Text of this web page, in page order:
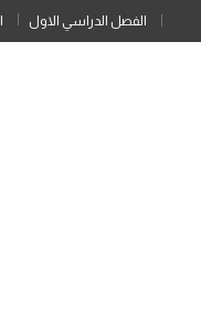
الفصل الدراسي الاول